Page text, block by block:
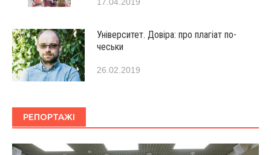
Університет. Довіра: про плагіат по-
чеськи
26.02.2019
РЕПОРТАЖІ